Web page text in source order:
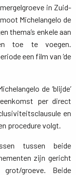
in Zuid-
Michelangelo de
thema’s enkele aan
toe te voegen.
een film van ‘de
de ‘blijde’
per direct
en
procedure volgt.
tussen beide
zijn gericht
groeve. Beide